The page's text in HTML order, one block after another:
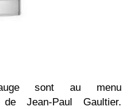
sont au menu
Jean-Paul Gaultier.